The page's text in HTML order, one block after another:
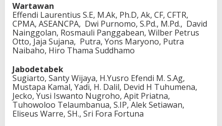
Wartawan
Effendi Laurentius S.E, M.Ak, Ph.D, Ak, CF, CFTR,
CPMA, ASEANCPA, Dwi Purnomo, S.Pd., M.Pd., David
Nainggolan, Rosmauli Panggabean, Wilber Petrus
Otto, Jaja Sujana, Putra, Yons Maryono, Putra
Naibaho, Hiro Thama Suddhamo
Jabodetabek
Sugiarto, Santy Wijaya, H.Yusro Efendi M. S.Ag,
Mustapa Kamal, Yadi, H. Dalil, Devid H Tuhumena,
Jecko, Yusi Iswanto Nugroho, Apit Priatna,
Tuhowoloo Telaumbanua, S.IP, Alek Setiawan,
Eliseus Warre, SH., Sri Fora Fortuna